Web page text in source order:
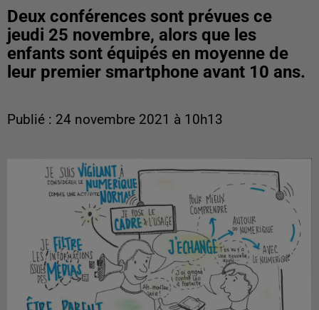
Deux conférences sont prévues ce
jeudi 25 novembre, alors que les
enfants sont équipés en moyenne de
leur premier smartphone avant 10 ans.
Publié : 24 novembre 2021 à 10h13